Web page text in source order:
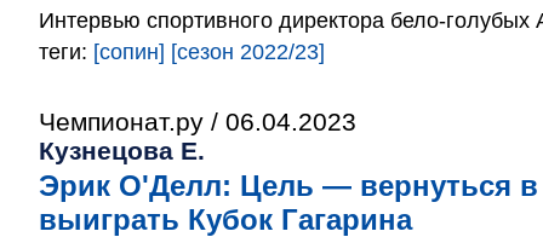
Интервью спортивного директора бело-голубых
теги: [сопин] [сезон 2022/23]
Чемпионат.ру / 06.04.2023
Кузнецова Е.
Эрик О'Делл: Цель — вернуться
выиграть Кубок Гагарина